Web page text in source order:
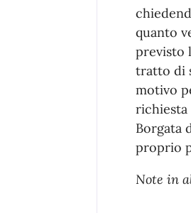
quanto
previsto
tratto di
motivo
richiesta
Borgata
proprio
Note in